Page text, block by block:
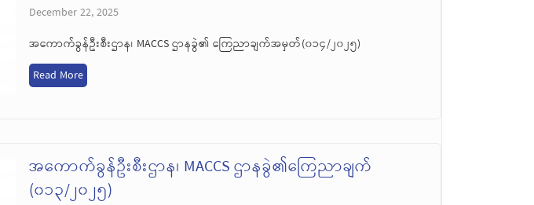
December 22, 2025
အကောက်ခွန်ဦးစီးဌာန၊ MACCS ဌာနခွဲ၏ ကြေညာချက်အမှတ်(၀၁၄/၂၀၂၅)
Read More
အကောက်ခွန်ဦးစီးဌာန၊ MACCS ဌာနခွဲ၏ကြေညာချက်
(၀၁၃/၂၀၂၅)